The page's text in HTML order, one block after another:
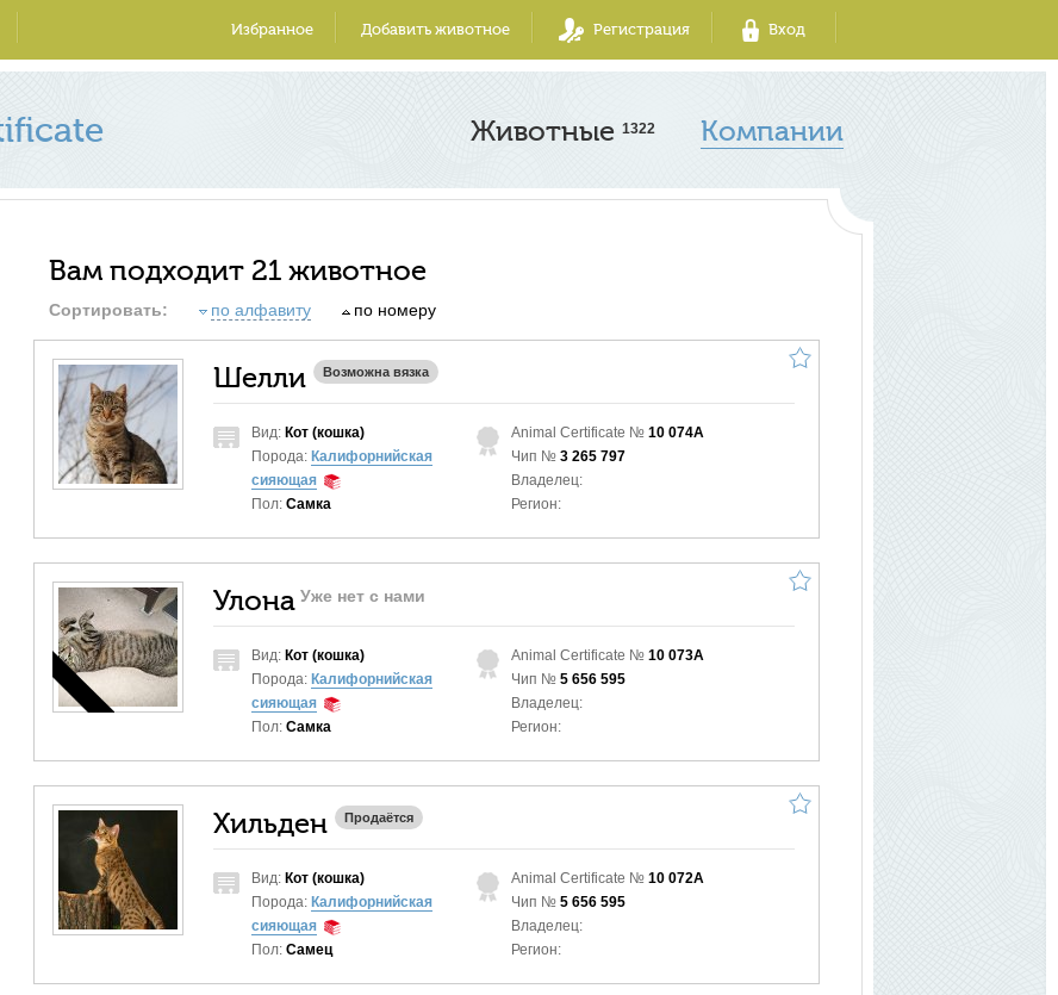
Избранное Добавить животное Регистрация Вход
Животные 1322 Компании
Вам подходит 21 животное
Сортировать: по алфавиту по номеру
Шелли Возможна вязка
Вид: Кот (кошка)
Порода: Калифорнийская
сияющая
Пол: Самка
Animal Certificate № 10 074A
Чип № 3 265 797
Владелец:
Регион:
Улона Уже нет с нами
Вид: Кот (кошка)
Порода: Калифорнийская
сияющая
Пол: Самка
Animal Certificate № 10 073A
Чип № 5 656 595
Владелец:
Регион:
Хильден Продаётся
Вид: Кот (кошка)
Порода: Калифорнийская
сияющая
Пол: Самец
Animal Certificate № 10 072A
Чип № 5 656 595
Владелец:
Регион: